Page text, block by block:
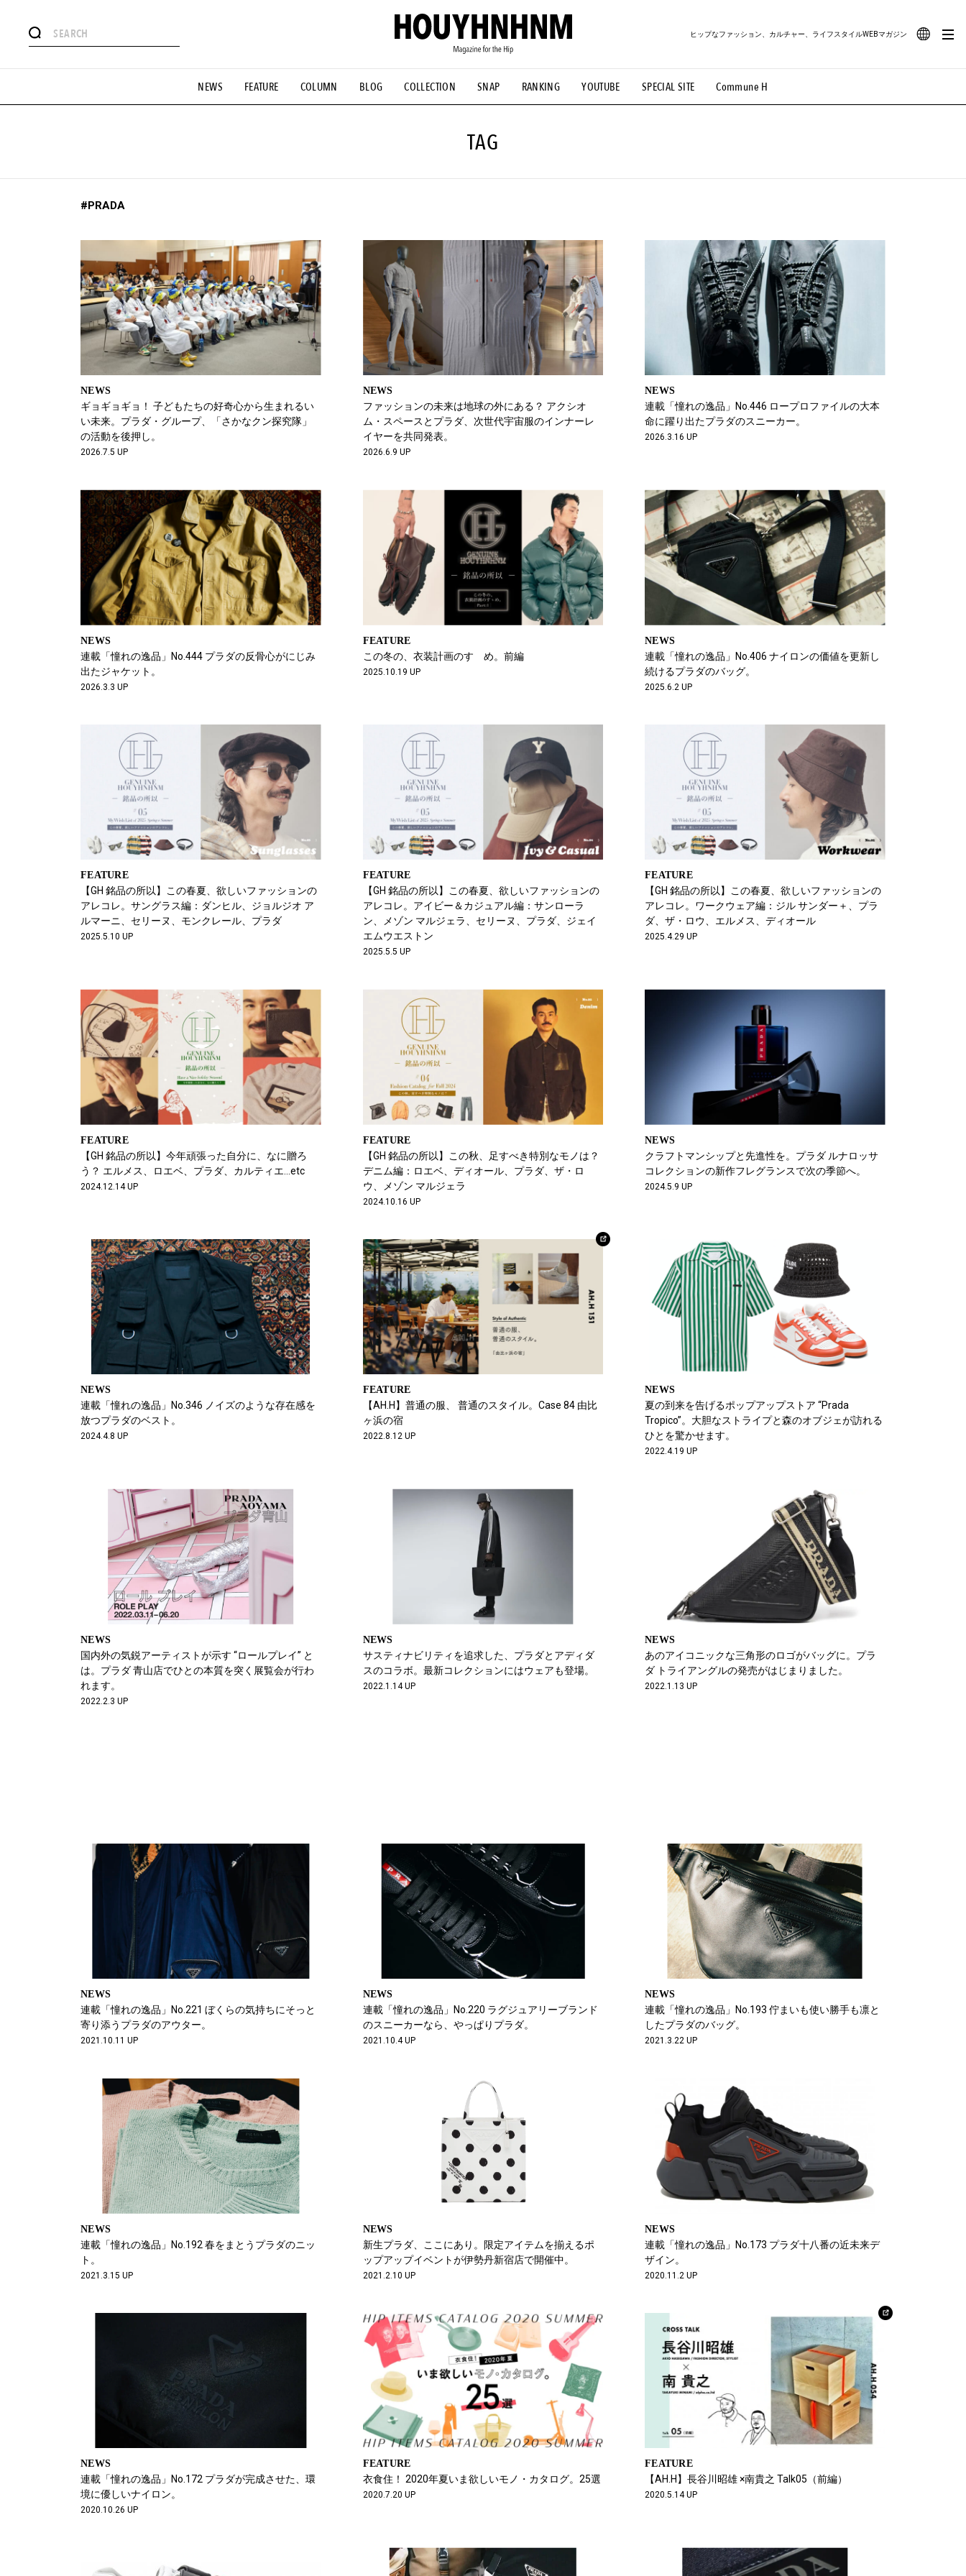
NEWS FEATURE COLUMN BLOG COLLECTION SNAP RANKING YOUTUBE SPECIAL SITE Commune H
ヒップなファッション、カルチャー、ライフスタイルWEBマガジン
#憧れの逸品 #ESSENTIAL DESIGNS #古着サミット #NEW VINTAGE #マイナーグッド図鑑 #路地裏てぃーん。 #MONTHLY JOURNAL
#GH 銘品の所以 #フイナムのYouTube #Commune H #FOCUS IT #AH.H #ととけん #FASHION #MUSIC #MOVIE #LIFESTYLE #SNEAKER #OUTDOOR
TAG
#PRADA
NEWS
ギョギョギョ！ 子どもたちの好奇心から生まれるい
い未来。プラダ・グループ、「さかなクン探究隊」
の活動を後押し。
2026.7.5 UP
NEWS
ファッションの未来は地球の外にある？ アクシオ
ム・スペースとプラダ、次世代宇宙服のインナーレ
イヤーを共同発表。
2026.6.9 UP
NEWS
連載「憧れの逸品」No.446 ロープロファイルの大本
命に躍り出たプラダのスニーカー。
2026.3.16 UP
NEWS
連載「憧れの逸品」No.444 プラダの反骨心がにじみ
出たジャケット。
2026.3.3 UP
FEATURE
この冬の、衣装計画のすゝめ。前編
2025.10.19 UP
NEWS
連載「憧れの逸品」No.406 ナイロンの価値を更新し
続けるプラダのバッグ。
2025.6.2 UP
FEATURE
【GH 銘品の所以】この春夏、欲しいファッションの
アレコレ。サングラス編：ダンヒル、ジョルジオ ア
ルマーニ、セリーヌ、モンクレール、プラダ
2025.5.10 UP
FEATURE
【GH 銘品の所以】この春夏、欲しいファッションの
アレコレ。アイビー＆カジュアル編：サンローラ
ン、メゾン マルジェラ、セリーヌ、プラダ、ジェイ
エムウエストン
2025.5.5 UP
FEATURE
【GH 銘品の所以】この春夏、欲しいファッションの
アレコレ。ワークウェア編：ジル サンダー＋、プラ
ダ、ザ・ロウ、エルメス、ディオール
2025.4.29 UP
FEATURE
【GH 銘品の所以】今年頑張った自分に、なに贈ろ
う？ エルメス、ロエベ、プラダ、カルティエ…etc
2024.12.14 UP
FEATURE
【GH 銘品の所以】この秋、足すべき特別なモノは？
デニム編：ロエベ、ディオール、プラダ、ザ・ロ
ウ、メゾン マルジェラ
2024.10.16 UP
NEWS
クラフトマンシップと先進性を。プラダ ルナロッサ
コレクションの新作フレグランスで次の季節へ。
2024.5.9 UP
NEWS
連載「憧れの逸品」No.346 ノイズのような存在感を
放つプラダのベスト。
2024.4.8 UP
FEATURE
【AH.H】普通の服、 普通のスタイル。Case 84 由比
ヶ浜の宿
2022.8.12 UP
NEWS
夏の到来を告げるポップアップストア “Prada
Tropico”。大胆なストライプと森のオブジェが訪れる
ひとを驚かせます。
2022.4.19 UP
NEWS
国内外の気鋭アーティストが示す “ロールプレイ” と
は。プラダ 青山店でひとの本質を突く展覧会が行わ
れます。
2022.2.3 UP
NEWS
サスティナビリティを追求した、プラダとアディダ
スのコラボ。最新コレクションにはウェアも登場。
2022.1.14 UP
NEWS
あのアイコニックな三角形のロゴがバッグに。プラ
ダ トライアングルの発売がはじまりました。
2022.1.13 UP
NEWS
連載「憧れの逸品」No.221 ぼくらの気持ちにそっと
寄り添うプラダのアウター。
2021.10.11 UP
NEWS
連載「憧れの逸品」No.220 ラグジュアリーブランド
のスニーカーなら、やっぱりプラダ。
2021.10.4 UP
NEWS
連載「憧れの逸品」No.193 佇まいも使い勝手も凛と
したプラダのバッグ。
2021.3.22 UP
NEWS
連載「憧れの逸品」No.192 春をまとうプラダのニッ
ト。
2021.3.15 UP
NEWS
新生プラダ、ここにあり。限定アイテムを揃えるポ
ップアップイベントが伊勢丹新宿店で開催中。
2021.2.10 UP
NEWS
連載「憧れの逸品」No.173 プラダ十八番の近未来デ
ザイン。
2020.11.2 UP
NEWS
連載「憧れの逸品」No.172 プラダが完成させた、環
境に優しいナイロン。
2020.10.26 UP
FEATURE
衣食住！ 2020年夏いま欲しいモノ・カタログ。25選
2020.7.20 UP
FEATURE
【AH.H】長谷川昭雄 ×南貴之 Talk05（前編）
2020.5.14 UP